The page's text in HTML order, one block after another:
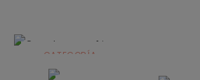
CATEGORÍA
Alimentación